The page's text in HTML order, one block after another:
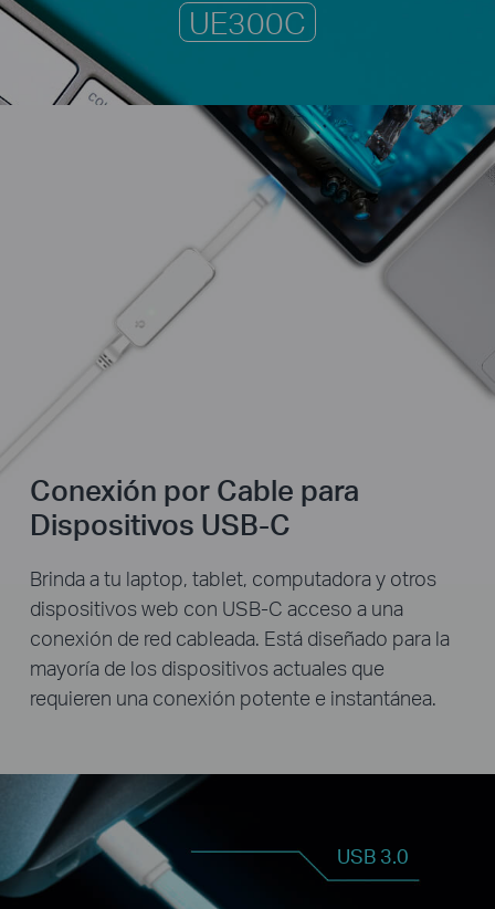
UE300C
Conexión por Cable para
Dispositivos USB-C
Brinda a tu laptop, tablet, computadora y otros
dispositivos web con USB-C acceso a una
conexión de red cableada. Está diseñado para la
mayoría de los dispositivos actuales que
requieren una conexión potente e instantánea.
USB 3.0